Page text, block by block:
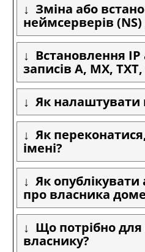
Зміна або
неймсерверів
Встановлення
записів A, MX,
Як налаштувати
Як
імені?
Як
про власника
Що потрібно
власнику?